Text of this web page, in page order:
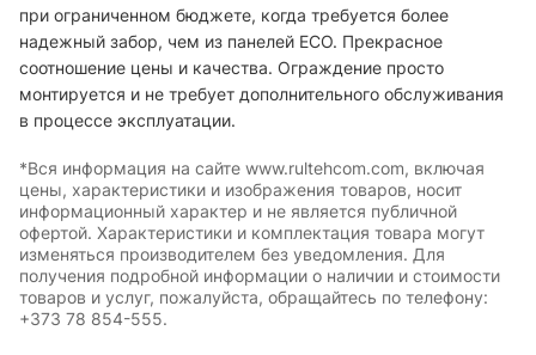
при ограниченном бюджете, когда требуется более
надежный забор, чем из панелей ECO. Прекрасное
соотношение цены и качества. Ограждение просто
монтируется и не требует дополнительного обслуживания
в процессе эксплуатации.
*Вся информация на сайте www.rultehcom.com, включая
цены, характеристики и изображения товаров, носит
информационный характер и не является публичной
офертой. Характеристики и комплектация товара могут
изменяться производителем без уведомления. Для
получения подробной информации о наличии и стоимости
товаров и услуг, пожалуйста, обращайтесь по телефону:
+373 78 854-555.